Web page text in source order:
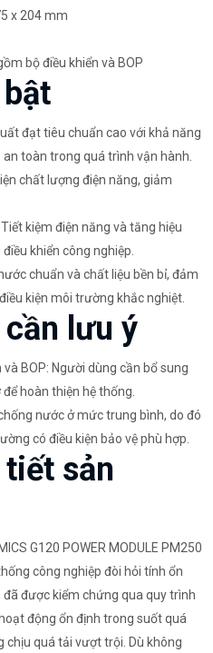
x 204 mm
bộ điều khiển và BOP
đạt tiêu chuẩn cao với khả năng
toàn trong quá trình vận hành.
chất lượng điện năng, giảm
kiệm điện năng và tăng hiệu
khiển công nghiệp.
chuẩn và chất liệu bền bỉ, đảm
kiện môi trường khắc nghiệt.
lưu ý
BOP: Người dùng cần bổ sung
hoàn thiện hệ thống.
nước ở mức trung bình, do đó
có điều kiện bảo vệ phù hợp.
sản
G120 POWER MODULE PM250
công nghiệp đòi hỏi tính ổn
được kiểm chứng qua quy trình
động ổn định trong suốt quá
chịu quá tải vượt trội. Dù không